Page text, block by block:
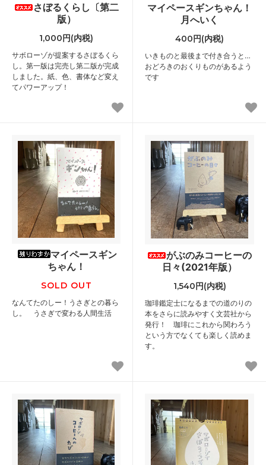
さぼるくらし〔第二
版）
1,000円(内税)
サボローゾが提案するさぼるくら
し。第一版は完売し第二版が完成
しました。紙、色、書体など変え
てパワーアップ！
マイペースギンちゃん！
月へいく
400円(内税)
いきものと最後まで付き合うと…
おどろきのおくりものがあるよう
です
マイペースギン
ちゃん！
SOLD OUT
なんてたのしー！うさぎとの暮ら
し。 うさぎで変わる人間生活
がぶのみコーヒーの
日々(2021年版）
1,540円(内税)
珈琲鑑定士になるまでの道のりの
本をさらに読みやすく文芸社から
発行！ 珈琲にこれから関わろう
という方でなくても楽しく読めま
す。